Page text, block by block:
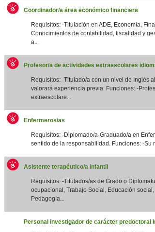
Coordinador/a área económico financiera
Requisitos: -Titulación en ADE, Economía,
Conocimientos de contabilidad, fiscalidad y
a...
Profesor/a de actividades extraescolares
Requisitos: -Titulado/a con un nivel de Inglés
valorará experiencia previa. Funciones: -
extraescolare...
Enfermeros/as
Requisitos: -Diplomado/a-Graduado/a en
sentido de la responsabilidad. Funciones: -Su
Asistente terapéutico/a infantil
Requisitos: -Titulados/as de Grado o
ocupacional, Trabajo Social, Educación
Pedagogía...
Personal investigador de carácter predoctoral